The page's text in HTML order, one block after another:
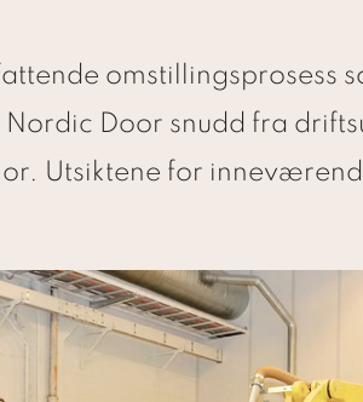
omstillingsprosess
Door snudd fra
Utsiktene for